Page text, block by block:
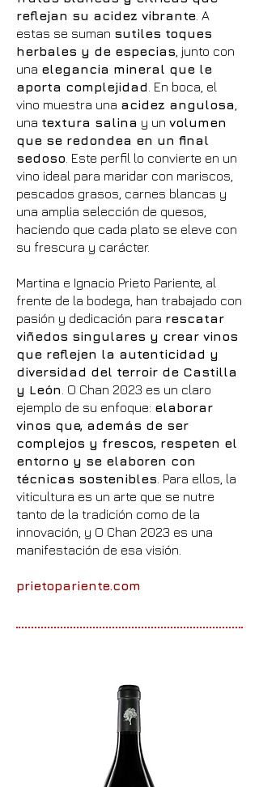
reflejan su acidez vibrante . A
estas se suman sutiles toques
herbales y de especias , junto con
una elegancia mineral que le
aporta complejidad . En boca, el
vino muestra una acidez angulosa
una textura salina y un volumen
que se redondea en un final
sedoso . Este perfil lo convierte en un
vino ideal para maridar con mariscos,
pescados grasos, carnes blancas y
una amplia selección de quesos,
haciendo que cada plato se eleve con
su frescura y carácter.
Martina e Ignacio Prieto Pariente, al
frente de la bodega, han trabajado con
pasión y dedicación para rescatar
viñedos singulares y crear vinos
que reflejen la autenticidad y
diversidad del terroir de Castilla
y León . O Chan 2023 es un claro
ejemplo de su enfoque: elaborar
vinos que, además de ser
complejos y frescos, respeten el
entorno y se elaboren con
técnicas sostenibles . Para ellos, la
viticultura es un arte que se nutre
tanto de la tradición como de la
innovación, y O Chan 2023 es una
manifestación de esa visión.
prietopariente.com